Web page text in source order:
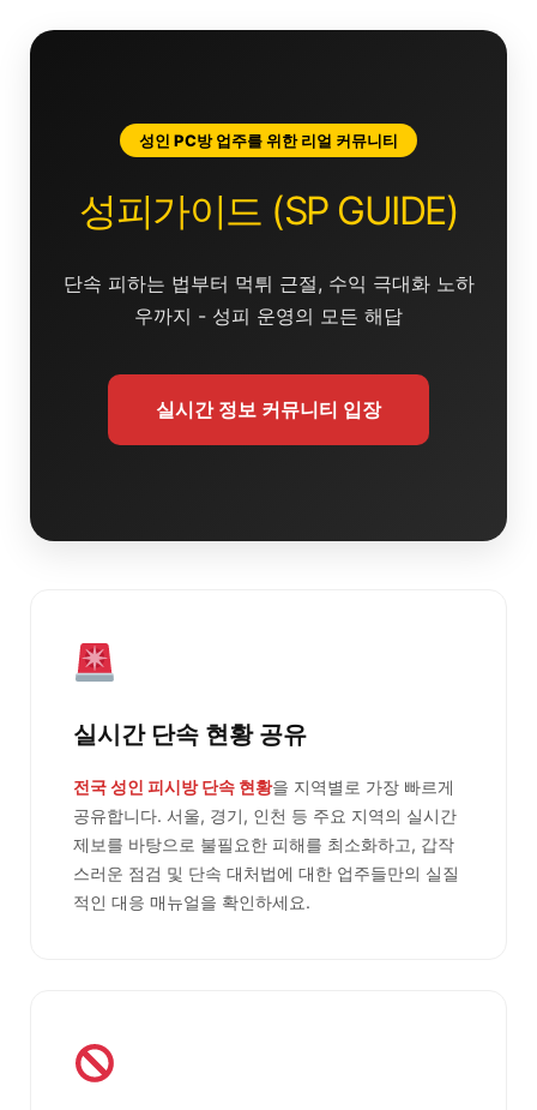
성인 PC방 업주를 위한 리얼 커뮤니티
성피가이드 (SP GUIDE)
단속 피하는 법부터 먹튀 근절, 수익 극대화 노하
우까지 - 성피 운영의 모든 해답
실시간 정보 커뮤니티 입장
실시간 단속 현황 공유
전국 성인 피시방 단속 현황을 지역별로 가장 빠르게
공유합니다. 서울, 경기, 인천 등 주요 지역의 실시간
제보를 바탕으로 불필요한 피해를 최소화하고, 갑작
스러운 점검 및 단속 대처법에 대한 업주들만의 실질
적인 대응 매뉴얼을 확인하세요.